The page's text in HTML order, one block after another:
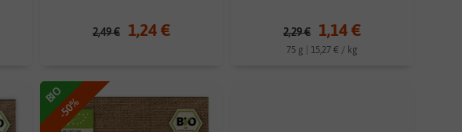
2,49 € 1,24 € 2,29 € 1,14 €
75 g | 15,27 € / kg
-50%
BIO